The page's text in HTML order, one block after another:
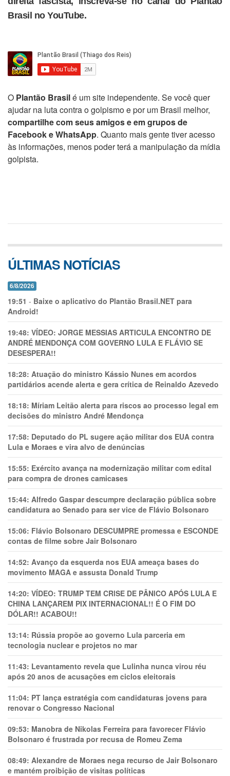
Brasil no YouTube.
O Plantão Brasilé um site independente. Se você quer
ajudar na luta contra o golpismo e por um Brasil melhor,
compartilhe com seus amigos e em grupos de
Facebook e WhatsApp. Quanto mais gente tiver acesso
às informações, menos poder terá a manipulação da mídia
golpista.
ÚLTIMAS NOTÍCIAS
6/8/2026
19:51 - Baixe o aplicativo do Plantão Brasil.NET para
Android!
19:48: VÍDEO: JORGE MESSIAS ARTICULA ENCONTRO DE
ANDRÉ MENDONÇA COM GOVERNO LULA E FLÁVIO SE
DESESPERA!!
18:28: Atuação do ministro Kássio Nunes em acordos
partidários acende alerta e gera crítica de Reinaldo Azevedo
18:18: Míriam Leitão alerta para riscos ao processo legal em
decisões do ministro André Mendonça
17:58: Deputado do PL sugere ação militar dos EUA contra
Lula e Moraes e vira alvo de denúncias
15:55: Exército avança na modernização militar com edital
para compra de drones camicases
15:44: Alfredo Gaspar descumpre declaração pública sobre
candidatura ao Senado para ser vice de Flávio Bolsonaro
15:06: Flávio Bolsonaro DESCUMPRE promessa e ESCONDE
contas de filme sobre Jair Bolsonaro
14:52: Avanço da esquerda nos EUA ameaça bases do
movimento MAGA e assusta Donald Trump
14:20: VÍDEO: TRUMP TEM CRlSE DE PÂNlCO APÓS LULA E
CHINA LANÇAREM PIX INTERNACIONAL!! É O FIM DO
DÓLAR!! ACABOU!!
13:14: Rússia propõe ao governo Lula parceria em
tecnologia nuclear e projetos no mar
11:43: Levantamento revela que Lulinha nunca virou réu
após 20 anos de acusações em ciclos eleitorais
11:04: PT lança estratégia com candidaturas jovens para
renovar o Congresso Nacional
09:53: Manobra de Nikolas Ferreira para favorecer Flávio
Bolsonaro é frustrada por recusa de Romeu Zema
08:49: Alexandre de Moraes nega recurso de Jair Bolsonaro
e mantém proibição de visitas políticas